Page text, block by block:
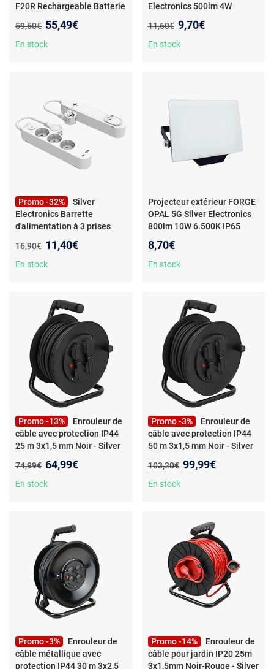
F20R Rechargeable Batterie
Type C
Ancien prix :
59,60€ Nouveau prix :
55,49€
En stock
Electronics 500lm 4W
Ampoule LED R7s - 230 V -
allumage instantané -
Ancien prix :
11,60€ Nouveau prix :
9,70€
En stock
Promo -32%
Silver
Electronics Barrette
d'alimentation à 3 prises
câble de 1,5 m IK01 et IP20
Rallonge multiprise 3 prises
enfant - Fiche type F - 230 V -
Corps en plastique
Ancien prix :
16,90€ Nouveau prix :
11,40€
En stock
Projecteur extérieur FORGE
OPAL 5G Silver Electronics
800lm 10W 6.500K IP65
extérieur FORGE OPAL 5G
Silver Electronics 800lm 10W
8,70€
En stock
Promo -13%
Enrouleur de
câble avec protection IP44
25 m 3x1,5 mm Noir - Silver
câble en plastique avec
protection IP44 25m
Ancien prix :
74,99€ Nouveau prix :
64,99€
En stock
Promo -3%
Enrouleur de
câble avec protection IP44
50 m 3x1,5 mm Noir - Silver
câble en plastique avec
protection IP44 50m
Ancien prix :
103,20€ Nouveau prix :
99,99€
En stock
Promo -3%
Enrouleur de
câble métallique avec
protection IP44 30 m 3x2,5
Promo -14%
Enrouleur de
câble pour jardin IP20 25m
3x1,5mm Noir-Rouge - Silver